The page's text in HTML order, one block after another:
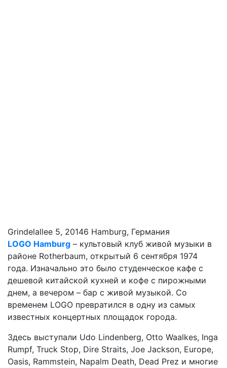
Grindelallee 5, 20146 Hamburg, Германия
LOGO Hamburg – культовый клуб живой музыки в
районе Rotherbaum, открытый 6 сентября 1974
года. Изначально это было студенческое кафе с
дешевой китайской кухней и кофе с пирожными
днем, а вечером – бар с живой музыкой. Со
временем LOGO превратился в одну из самых
известных концертных площадок города.
Здесь выступали Udo Lindenberg, Otto Waalkes, Inga
Rumpf, Truck Stop, Dire Straits, Joe Jackson, Europe,
Oasis, Rammstein, Napalm Death, Dead Prez и многие